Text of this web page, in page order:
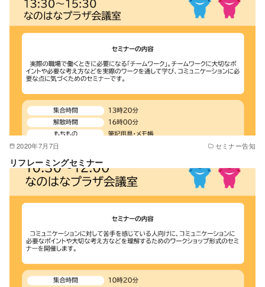
2020年7月7日 セミナー告知
リフレーミングセミナー